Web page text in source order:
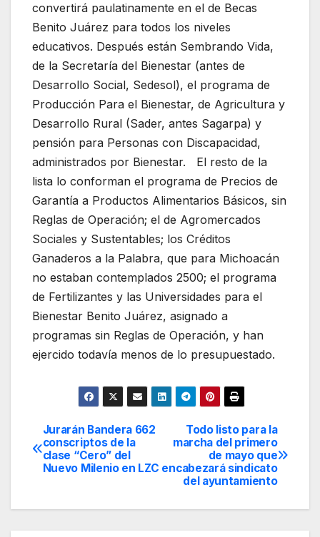
convertirá paulatinamente en el de Becas
Benito Juárez para todos los niveles
educativos. Después están Sembrando Vida,
de la Secretaría del Bienestar (antes de
Desarrollo Social, Sedesol), el programa de
Producción Para el Bienestar, de Agricultura y
Desarrollo Rural (Sader, antes Sagarpa) y
pensión para Personas con Discapacidad,
administrados por Bienestar. El resto de la
lista lo conforman el programa de Precios de
Garantía a Productos Alimentarios Básicos, sin
Reglas de Operación; el de Agromercados
Sociales y Sustentables; los Créditos
Ganaderos a la Palabra, que para Michoacán
no estaban contemplados 2500; el programa
de Fertilizantes y las Universidades para el
Bienestar Benito Juárez, asignado a
programas sin Reglas de Operación, y han
ejercido todavía menos de lo presupuestado.
Navegación
de
Todo listo para la
marcha del primero
de mayo que
encabezará sindicato
del ayuntamiento
Jurarán Bandera 662
conscriptos de la
clase “Cero” del
Nuevo Milenio en LZC